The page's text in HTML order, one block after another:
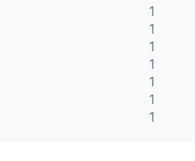
1
1
1
1
1
1
1